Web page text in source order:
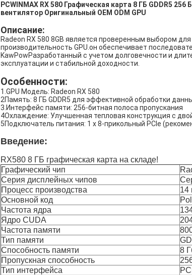
PCWINMAX RX 580 Графическая карта 8 ГБ GDDR5
вентилятор Оригинальный OEM ODM GPU
Описание:
Radeon RX 580 8GB является проверенным выбором
производительность GPU.он обеспечивает
KawPowРазработанный с учетом долговечности и
эксплуатации и стабильной доходности.
Особенности:
1.GPU Модель: Radeon RX 580
2Память: 8 ГБ GDDR5 для эффективной обработки
3.Интерфейс памяти: 256-битная полоса пропускания
4Охлаждение: Улучшенная тепловая конструкция с
5Подключатель питания: 1 x 8-прикольный PCIe
Введение:
RX580 8 ГБ графическая карта на складе!
Графический чип
Серия дисплейных чипов
Процесс производства
14
Основной код
Частота ядра
Ядро CUDA
Частота памяти
Тип памяти
Способность памяти
8
Пропускная способность
Тип интерфейса